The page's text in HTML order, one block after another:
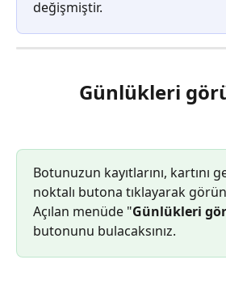
değişmiştir.
Günlükleri
Botunuzun kayıtlarını, kartını
noktalı butona tıklayarak
Açılan menüde "Günlükleri
butonunu bulacaksınız.